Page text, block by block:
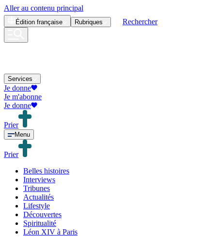
Aller au contenu principal
Édition française Rubriques Rechercher
Services
Je donne
Je m'abonne
Je donne
Prier
Menu
Prier
Belles histoires
Interviews
Tribunes
Actualités
Lifestyle
Découvertes
Spiritualité
Léon XIV à Paris